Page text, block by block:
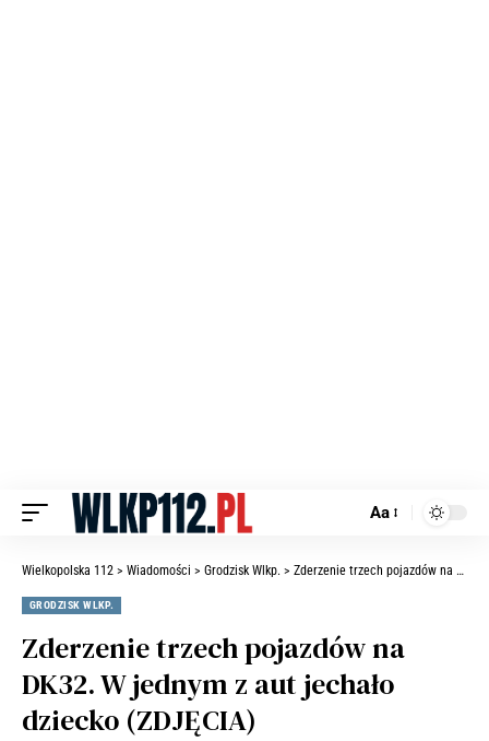
Aa
Wielkopolska 112 > Wiadomości > Grodzisk Wlkp. > Zderzenie trzech pojazdów na DK32. W jednym z aut jechało dziecko (ZDJĘCIA)
GRODZISK WLKP.
Zderzenie trzech pojazdów na
DK32. W jednym z aut jechało
dziecko (ZDJĘCIA)